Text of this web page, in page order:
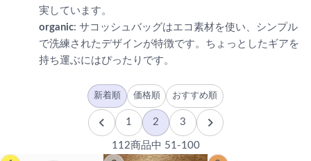
実しています。
organic: サコッシュバッグはエコ素材を使い、シンプル
で洗練されたデザインが特徴です。ちょっとしたギアを
持ち運ぶにはぴったりです。
新着順 価格順 おすすめ順
1 2 3
112商品中 51-100